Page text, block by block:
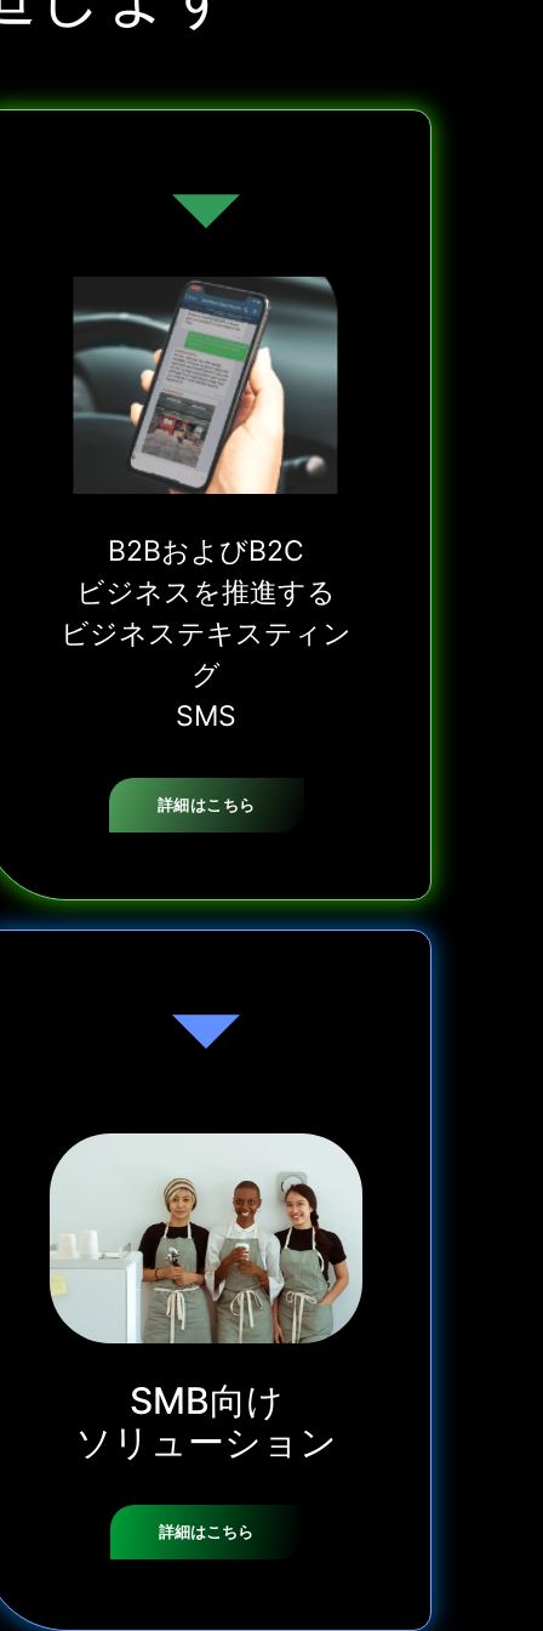
B2BおよびB2C
ビジネスを推進する
ビジネステキスティン
グ
SMS
詳細はこちら
SMB向け
ソリューション
詳細はこちら